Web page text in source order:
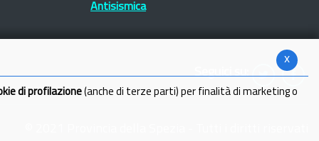
Antisismica
Seguici su:
x
di profilazione (anche di terze parti) per finalità di marketing o